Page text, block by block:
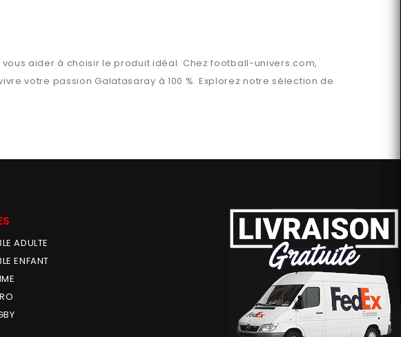
aider à choisir le produit idéal. Chezfootball-univers.com,
votre passion Galatasaray à 100 %. Explorez notre sélection de
ADULTE
ENFANT